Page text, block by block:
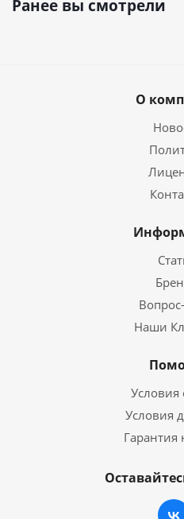
Ранее вы смотрели
О
Наши
Условия
Условия
Гарантия